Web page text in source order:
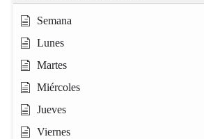
Semana
Lunes
Martes
Miércoles
Jueves
Viernes